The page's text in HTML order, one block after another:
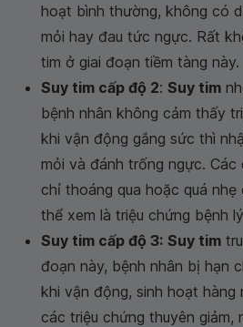
hoạt bình thường, không có
mỏi hay đau tức ngực. Rất
tim ở giai đoạn tiềm tàng này.
Suy tim cấp độ 2: Suy tim
bệnh nhân không cảm thấy
khi vận động gắng sức thì
mỏi và đánh trống ngực. Các
chỉ thoáng qua hoặc quá
thể xem là triệu chứng bệnh lý
Suy tim cấp độ 3: Suy tim
đoạn này, bệnh nhân bị hạn
khi vận động, sinh hoạt hàng
các triệu chứng thuyên giảm,